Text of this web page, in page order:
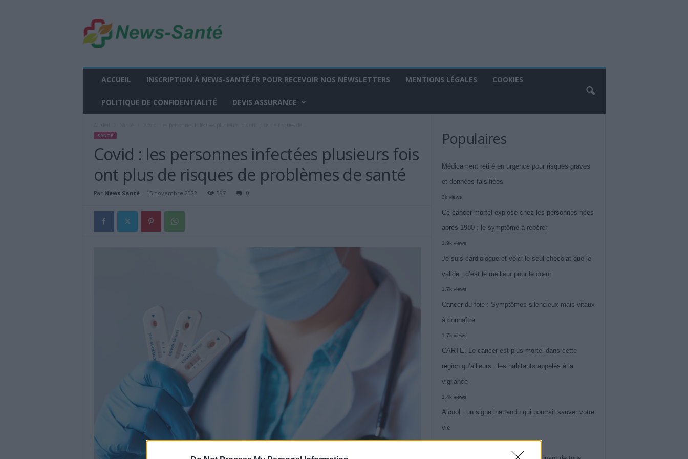
w
s
ACCUEIL INSCRIPTION À NEWS-SANTÉ.FR POUR RECEVOIR NOS NEWSLETTERS MENTIONS LÉGALES COOKIES
POLITIQUE DE CONFIDENTIALITÉ DEVIS ASSURANCE
SANTÉ
Covid : les personnes infectées plusieurs fois
ont plus de risques de problèmes de santé
Par News Santé- 15 novembre 2022 387 0
Populaires
Médicament retiré en urgence pour risques graves
et données falsifiées
3k views
Ce cancer mortel explose chez les personnes nées
après 1980 : le symptôme à repérer
1.9k views
Je suis cardiologue et voici le seul chocolat que je
valide : c’est le meilleur pour le cœur
1.7k views
Cancer du foie : Symptômes silencieux mais vitaux
à connaître
1.7k views
CARTE. Le cancer est plus mortel dans cette
région qu’ailleurs : les habitants appelés à la
vigilance
1.4k views
Alcool : un signe inattendu qui pourrait sauver votre
vie
1.4k views